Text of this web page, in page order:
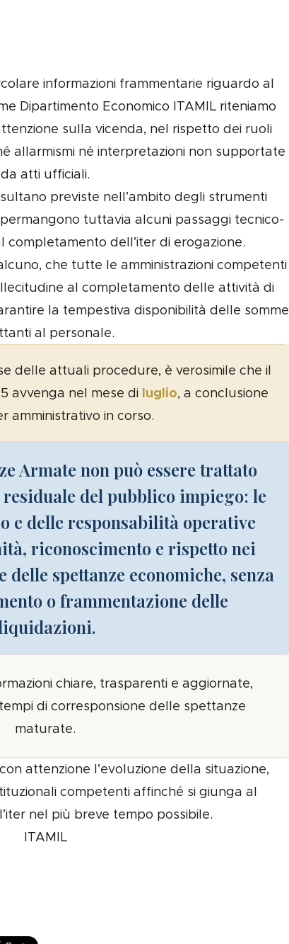
informazioni frammentarie riguardo al
Dipartimento Economico ITAMIL riteniamo
sulla vicenda, nel rispetto dei ruoli
allarmismi né interpretazioni non supportate
da atti ufficiali.
previste nell’ambito degli strumenti
tuttavia alcuni passaggi tecnico-
completamento dell’iter di erogazione.
che tutte le amministrazioni competenti
al completamento delle attività di
la tempestiva disponibilità delle somme
al personale.
delle attuali procedure, è verosimile che il
avvenga nel mese di luglio, a conclusione
amministrativo in corso.
Armate non può essere trattato
residuale del pubblico impiego: le
e delle responsabilità operative
riconoscimento e rispetto nei
spettanze economiche, senza
o frammentazione delle
chiare, trasparenti e aggiornate,
di corresponsione delle spettanze
maturate.
attenzione l’evoluzione della situazione,
competenti affinché si giunga al
nel più breve tempo possibile.
ITAMIL